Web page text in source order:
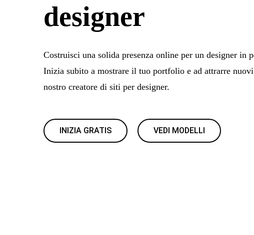
designer
Costruisci una solida presenza online per un designer in
Inizia subito a mostrare il tuo portfolio e ad attrarre
nostro creatore di siti per designer.
INIZIA GRATIS VEDI MODELLI